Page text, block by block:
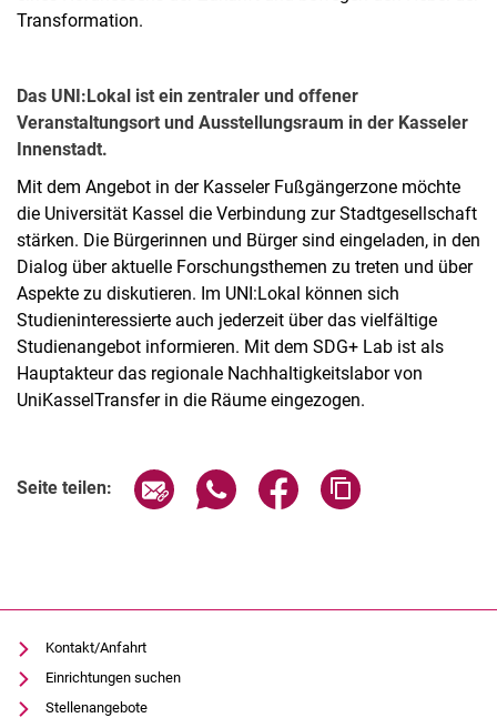
Transformation.
Das UNI:Lokal ist ein zentraler und offener
Veranstaltungsort und Ausstellungsraum in der Kasseler
Innenstadt.
Mit dem Angebot in der Kasseler Fußgängerzone möchte
die Universität Kassel die Verbindung zur Stadtgesellschaft
stärken. Die Bürgerinnen und Bürger sind eingeladen, in den
Dialog über aktuelle Forschungsthemen zu treten und über
Aspekte zu diskutieren. Im UNI:Lokal können sich
Studieninteressierte auch jederzeit über das vielfältige
Studienangebot informieren. Mit dem SDG+ Lab ist als
Hauptakteur das regionale Nachhaltigkeitslabor von
UniKasselTransfer in die Räume eingezogen.
Seite teilen: Seite über E-Mail teilen
Seite über WhatsApp teilen
Seite über Facebook
Kontakt/Anfahrt
Einrichtungen suchen
Stellenangebote